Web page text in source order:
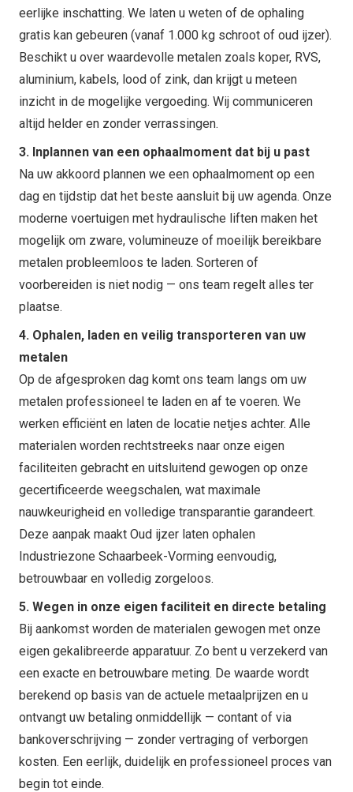
eerlijke inschatting. We laten u weten of de ophaling
gratis kan gebeuren (vanaf 1.000 kg schroot of oud ijzer).
Beschikt u over waardevolle metalen zoals koper, RVS,
aluminium, kabels, lood of zink, dan krijgt u meteen
inzicht in de mogelijke vergoeding. Wij communiceren
altijd helder en zonder verrassingen.
3. Inplannen van een ophaalmoment dat bij u past
Na uw akkoord plannen we een ophaalmoment op een
dag en tijdstip dat het beste aansluit bij uw agenda. Onze
moderne voertuigen met hydraulische liften maken het
mogelijk om zware, volumineuze of moeilijk bereikbare
metalen probleemloos te laden. Sorteren of
voorbereiden is niet nodig — ons team regelt alles ter
plaatse.
4. Ophalen, laden en veilig transporteren van uw
metalen
Op de afgesproken dag komt ons team langs om uw
metalen professioneel te laden en af te voeren. We
werken efficiënt en laten de locatie netjes achter. Alle
materialen worden rechtstreeks naar onze eigen
faciliteiten gebracht en uitsluitend gewogen op onze
gecertificeerde weegschalen, wat maximale
nauwkeurigheid en volledige transparantie garandeert.
Deze aanpak maakt Oud ijzer laten ophalen
Industriezone Schaarbeek-Vorming eenvoudig,
betrouwbaar en volledig zorgeloos.
5. Wegen in onze eigen faciliteit en directe betaling
Bij aankomst worden de materialen gewogen met onze
eigen gekalibreerde apparatuur. Zo bent u verzekerd van
een exacte en betrouwbare meting. De waarde wordt
berekend op basis van de actuele metaalprijzen en u
ontvangt uw betaling onmiddellijk — contant of via
bankoverschrijving — zonder vertraging of verborgen
kosten. Een eerlijk, duidelijk en professioneel proces van
begin tot einde.